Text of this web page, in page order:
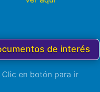
de interés
Clic en botón para ir